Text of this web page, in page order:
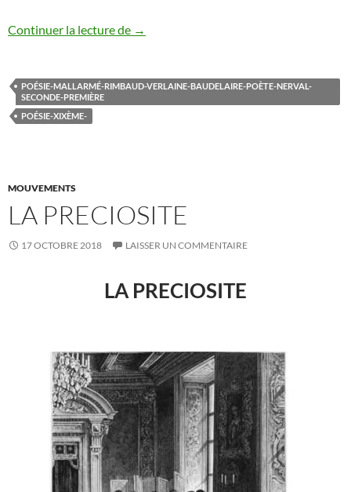
Continuer la lecture de SYMBOLISME DEFINITION
→
POÉSIE-MALLARMÉ-RIMBAUD-VERLAINE-BAUDELAIRE-POÈTE-NERVAL-
SECONDE-PREMIÈRE
POÉSIE-XIXÈME-
MOUVEMENTS
LA PRECIOSITE
17 OCTOBRE 2018 LAISSER UN COMMENTAIRE
LA PRECIOSITE